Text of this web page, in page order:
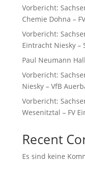
Vorbericht:
Chemie Dohna –
Vorbericht:
Eintracht Niesky –
Paul Neumann
Vorbericht:
Niesky – VfB
Vorbericht:
Wesenitztal – FV
Recent
Es sind keine